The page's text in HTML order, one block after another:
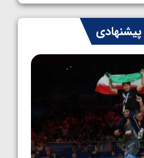
در پنج وزن دوم